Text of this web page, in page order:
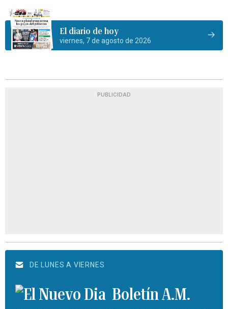
El diario de hoy
viernes, 7 de agosto de 2026
PUBLICIDAD
DE LUNES A VIERNES
Boletín A.M.